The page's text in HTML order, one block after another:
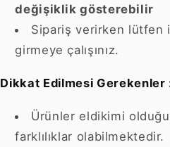
değişiklik gösterebilir
Sipariş verirken lütfen
girmeye çalışınız.
Dikkat Edilmesi Gerekenler
Ürünler eldikimi
farklılıklar olabilmektedir.